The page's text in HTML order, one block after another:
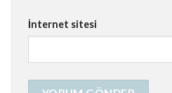
İnternet sitesi